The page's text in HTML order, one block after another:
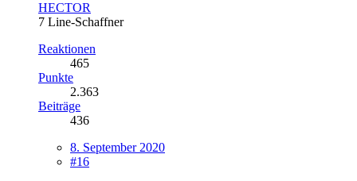
HECTOR
7 Line-Schaffner
Reaktionen
465
Punkte
2.363
Beiträge
436
8. September 2020
#16